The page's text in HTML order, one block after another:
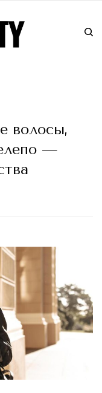
волосы,
—